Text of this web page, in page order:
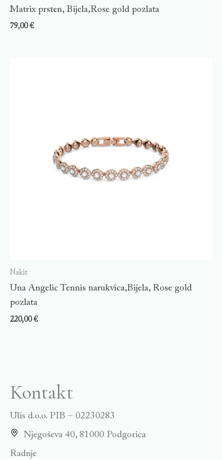
Matrix prsten, Bijela,Rose gold pozlata
79,00€
Nakit
Una Angelic Tennis narukvica,Bijela, Rose gold
pozlata
220,00€
Kontakt
Ulis d.o.o. PIB – 02230283
Njegoševa 40, 81000 Podgorica
Radnje